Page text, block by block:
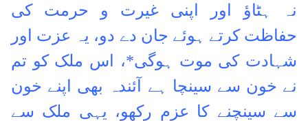
نہ ہٹاؤ اور اپنی غیرت و حرمت کی
حفاظت کرتے ہوئے جان دے دو، یہ عزت اور
شہادت کی موت ہوگی*،
اس ملک کو تم
نے خون سے سینچا ہے آئندہ بھی اپنے خون
سے سینچنے کا عزم رکھو، یہی ملک سے